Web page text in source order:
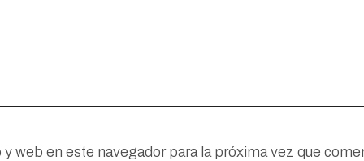
web en este navegador para la próxima vez que